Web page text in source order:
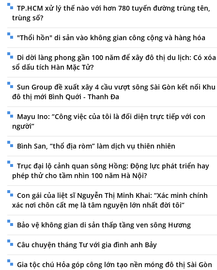
TP.HCM xử lý thế nào với hơn 780 tuyến đường trùng tên,
trùng số?
"Thổi hồn" di sản vào không gian công cộng và hàng hóa
Di dời làng phong gần 100 năm để xây đô thị du lịch: Có xóa
sổ dấu tích Hàn Mặc Tử?
Sun Group đề xuất xây 4 cầu vượt sông Sài Gòn kết nối Khu
đô thị mới Bình Quới - Thanh Đa
Mayu Ino: “Công việc của tôi là đối diện trực tiếp với con
người”
Bình San, “thổ địa ròm” làm dịch vụ thiên nhiên
Trục đại lộ cảnh quan sông Hồng: Động lực phát triển hay
phép thử cho tầm nhìn 100 năm Hà Nội?
Con gái của liệt sĩ Nguyễn Thị Minh Khai: “Xác minh chính
xác nơi chôn cất mẹ là tâm nguyện lớn nhất đời tôi”
Bảo vệ không gian di sản thấp tầng ven sông Hương
Câu chuyện tháng Tư với gia đình anh Bảy
Gia tộc chú Hỏa góp công lớn tạo nền móng đô thị Sài Gòn